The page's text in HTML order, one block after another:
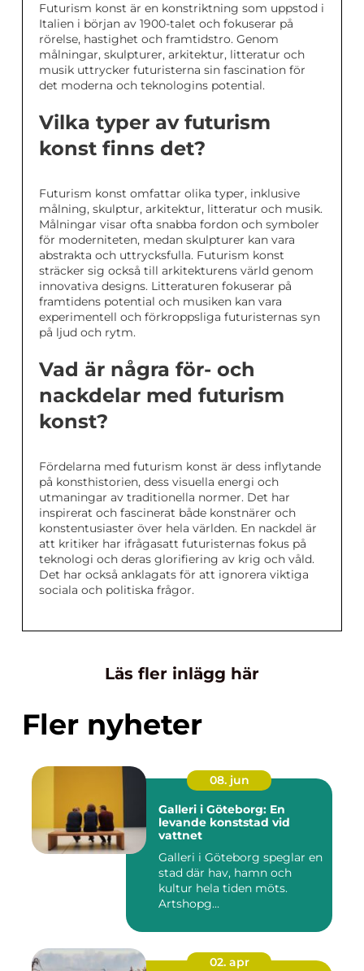
Futurism konst är en konstriktning som uppstod i
Italien i början av 1900-talet och fokuserar på
rörelse, hastighet och framtidstro. Genom
målningar, skulpturer, arkitektur, litteratur och
musik uttrycker futuristerna sin fascination för
det moderna och teknologins potential.
Vilka typer av futurism
konst finns det?
Futurism konst omfattar olika typer, inklusive
målning, skulptur, arkitektur, litteratur och musik.
Målningar visar ofta snabba fordon och symboler
för moderniteten, medan skulpturer kan vara
abstrakta och uttrycksfulla. Futurism konst
sträcker sig också till arkitekturens värld genom
innovativa designs. Litteraturen fokuserar på
framtidens potential och musiken kan vara
experimentell och förkroppsliga futuristernas syn
på ljud och rytm.
Vad är några för- och
nackdelar med futurism
konst?
Fördelarna med futurism konst är dess inflytande
på konsthistorien, dess visuella energi och
utmaningar av traditionella normer. Det har
inspirerat och fascinerat både konstnärer och
konstentusiaster över hela världen. En nackdel är
att kritiker har ifrågasatt futuristernas fokus på
teknologi och deras glorifiering av krig och våld.
Det har också anklagats för att ignorera viktiga
sociala och politiska frågor.
Läs fler inlägg här
Fler nyheter
08. jun
Galleri i Göteborg: En
levande konststad vid
vattnet
Galleri i Göteborg speglar en
stad där hav, hamn och
kultur hela tiden möts.
Artshopg...
02. apr